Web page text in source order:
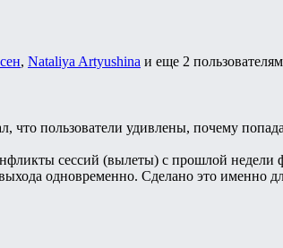
, Nataliya Artyushina и еще 2 пользователям
что пользователи удивлены, почему
сессий (вылеты) с прошлой недели
одновременно. Сделано это именно